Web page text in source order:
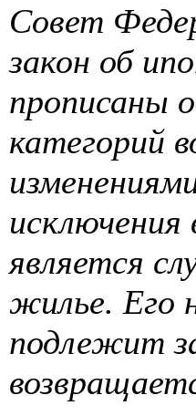
Совет
закон об
прописаны
категорий
исключения
является
жилье. Его
подлежит